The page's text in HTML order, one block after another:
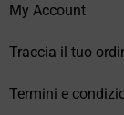
My Account
Traccia il tuo
Termini e